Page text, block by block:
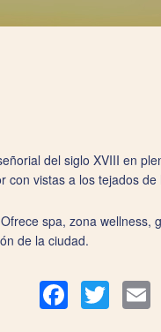
del siglo XVIII en
con vistas a los tejados de
spa, zona wellness,
de la ciudad.
FacebookTwitter